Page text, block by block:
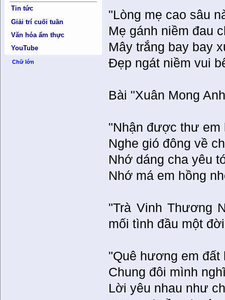
Tin tức
Giải trí cuối tuần
Văn hóa ẩm thực
YouTube
Chữ lớn
"Lòng mẹ cao sâu
Mẹ gánh niềm đau
Mây trắng bay bay
Đẹp ngát niềm vui
Bài "Xuân Mong
"Nhận được thư em
Nghe gió đông về
Nhớ dáng cha yêu
Nhớ má em hồng
"Trà Vinh Thương
mối tình đầu một
"Quê hương em đất
Chung đôi mình
Lời yêu nhau như